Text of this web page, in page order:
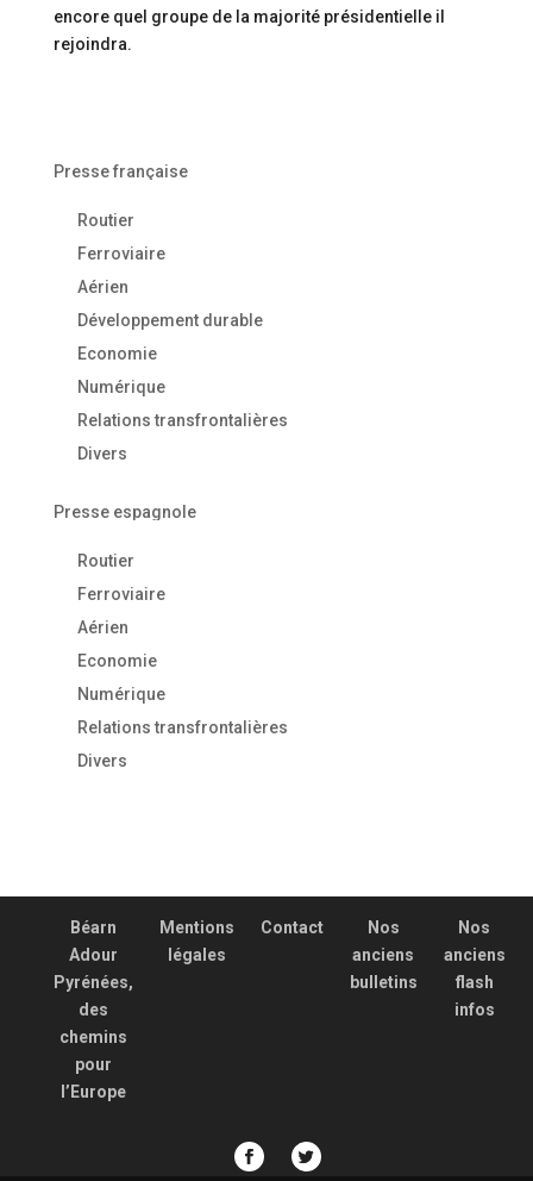
encore quel groupe de la majorité présidentielle il
rejoindra.
Presse française
Routier
Ferroviaire
Aérien
Développement durable
Economie
Numérique
Relations transfrontalières
Divers
Presse espagnole
Routier
Ferroviaire
Aérien
Economie
Numérique
Relations transfrontalières
Divers
Béarn
Adour
Pyrénées,
des
chemins
pour
l’Europe
Mentions
légales
Contact
Nos
anciens
bulletins
Nos
anciens
flash
infos